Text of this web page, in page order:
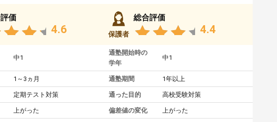
価
4.6
中1
1～3ヵ月
定期テスト対策
上がった
保護者
総合評価
4.4
通塾開始時の
学年
中1
通塾期間 1年以上
通った目的 高校受験対策
偏差値の変化 上がった